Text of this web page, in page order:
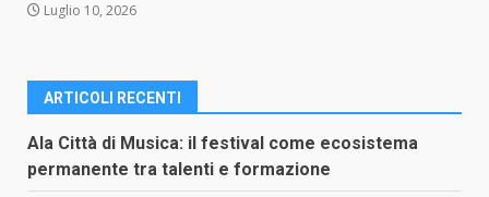
Luglio 10, 2026
ARTICOLI RECENTI
Ala Città di Musica: il festival come ecosistema
permanente tra talenti e formazione